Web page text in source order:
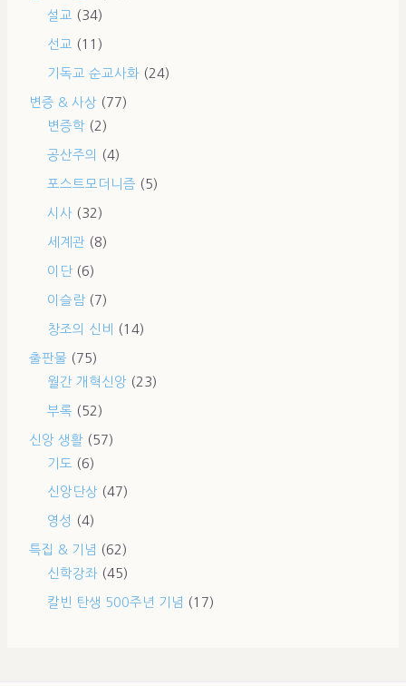
설교 (34)
선교 (11)
기독교 순교사화 (24)
변증 & 사상 (77)
변증학 (2)
공산주의 (4)
포스트모더니즘 (5)
시사 (32)
세계관 (8)
이단 (6)
이슬람 (7)
창조의 신비 (14)
출판물 (75)
월간 개혁신앙 (23)
부록 (52)
신앙 생활 (57)
기도 (6)
신앙단상 (47)
영성 (4)
특집 & 기념 (62)
신학강좌 (45)
칼빈 탄생 500주년 기념 (17)